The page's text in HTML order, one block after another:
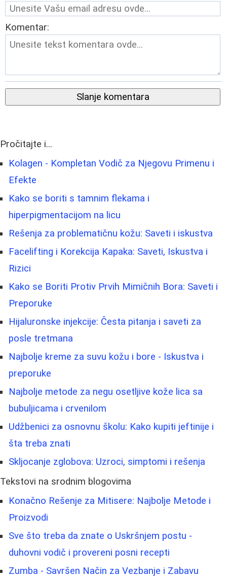
Komentar:
Slanje komentara
Pročitajte i...
Kolagen - Kompletan Vodič za Njegovu Primenu i
Efekte
Kako se boriti s tamnim flekama i
hiperpigmentacijom na licu
Rešenja za problematičnu kožu: Saveti i iskustva
Facelifting i Korekcija Kapaka: Saveti, Iskustva i
Rizici
Kako se Boriti Protiv Prvih Mimičnih Bora: Saveti i
Preporuke
Hijaluronske injekcije: Česta pitanja i saveti za
posle tretmana
Najbolje kreme za suvu kožu i bore - Iskustva i
preporuke
Najbolje metode za negu osetljive kože lica sa
bubuljicama i crvenilom
Udžbenici za osnovnu školu: Kako kupiti jeftinije i
šta treba znati
Skljocanje zglobova: Uzroci, simptomi i rešenja
Tekstovi na srodnim blogovima
Konačno Rešenje za Mitisere: Najbolje Metode i
Proizvodi
Sve što treba da znate o Uskršnjem postu -
duhovni vodič i provereni posni recepti
Zumba - Savršen Način za Vezbanje i Zabavu